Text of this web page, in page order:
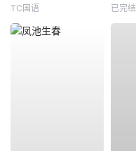
TC国语 已完结